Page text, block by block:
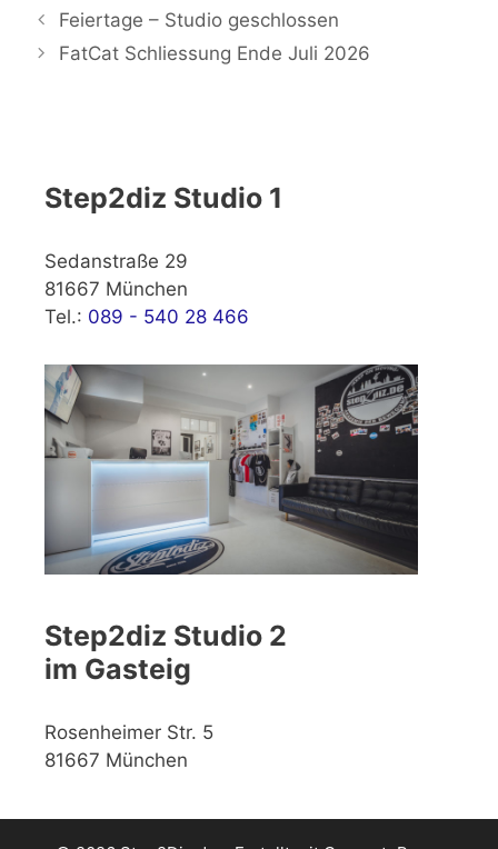
Feiertage – Studio geschlossen
FatCat Schliessung Ende Juli 2026
Step2diz Studio 1
Sedanstraße 29
81667 München
Tel.: 089 - 540 28 466
Step2diz Studio 2
im Gasteig
Rosenheimer Str. 5
81667 München